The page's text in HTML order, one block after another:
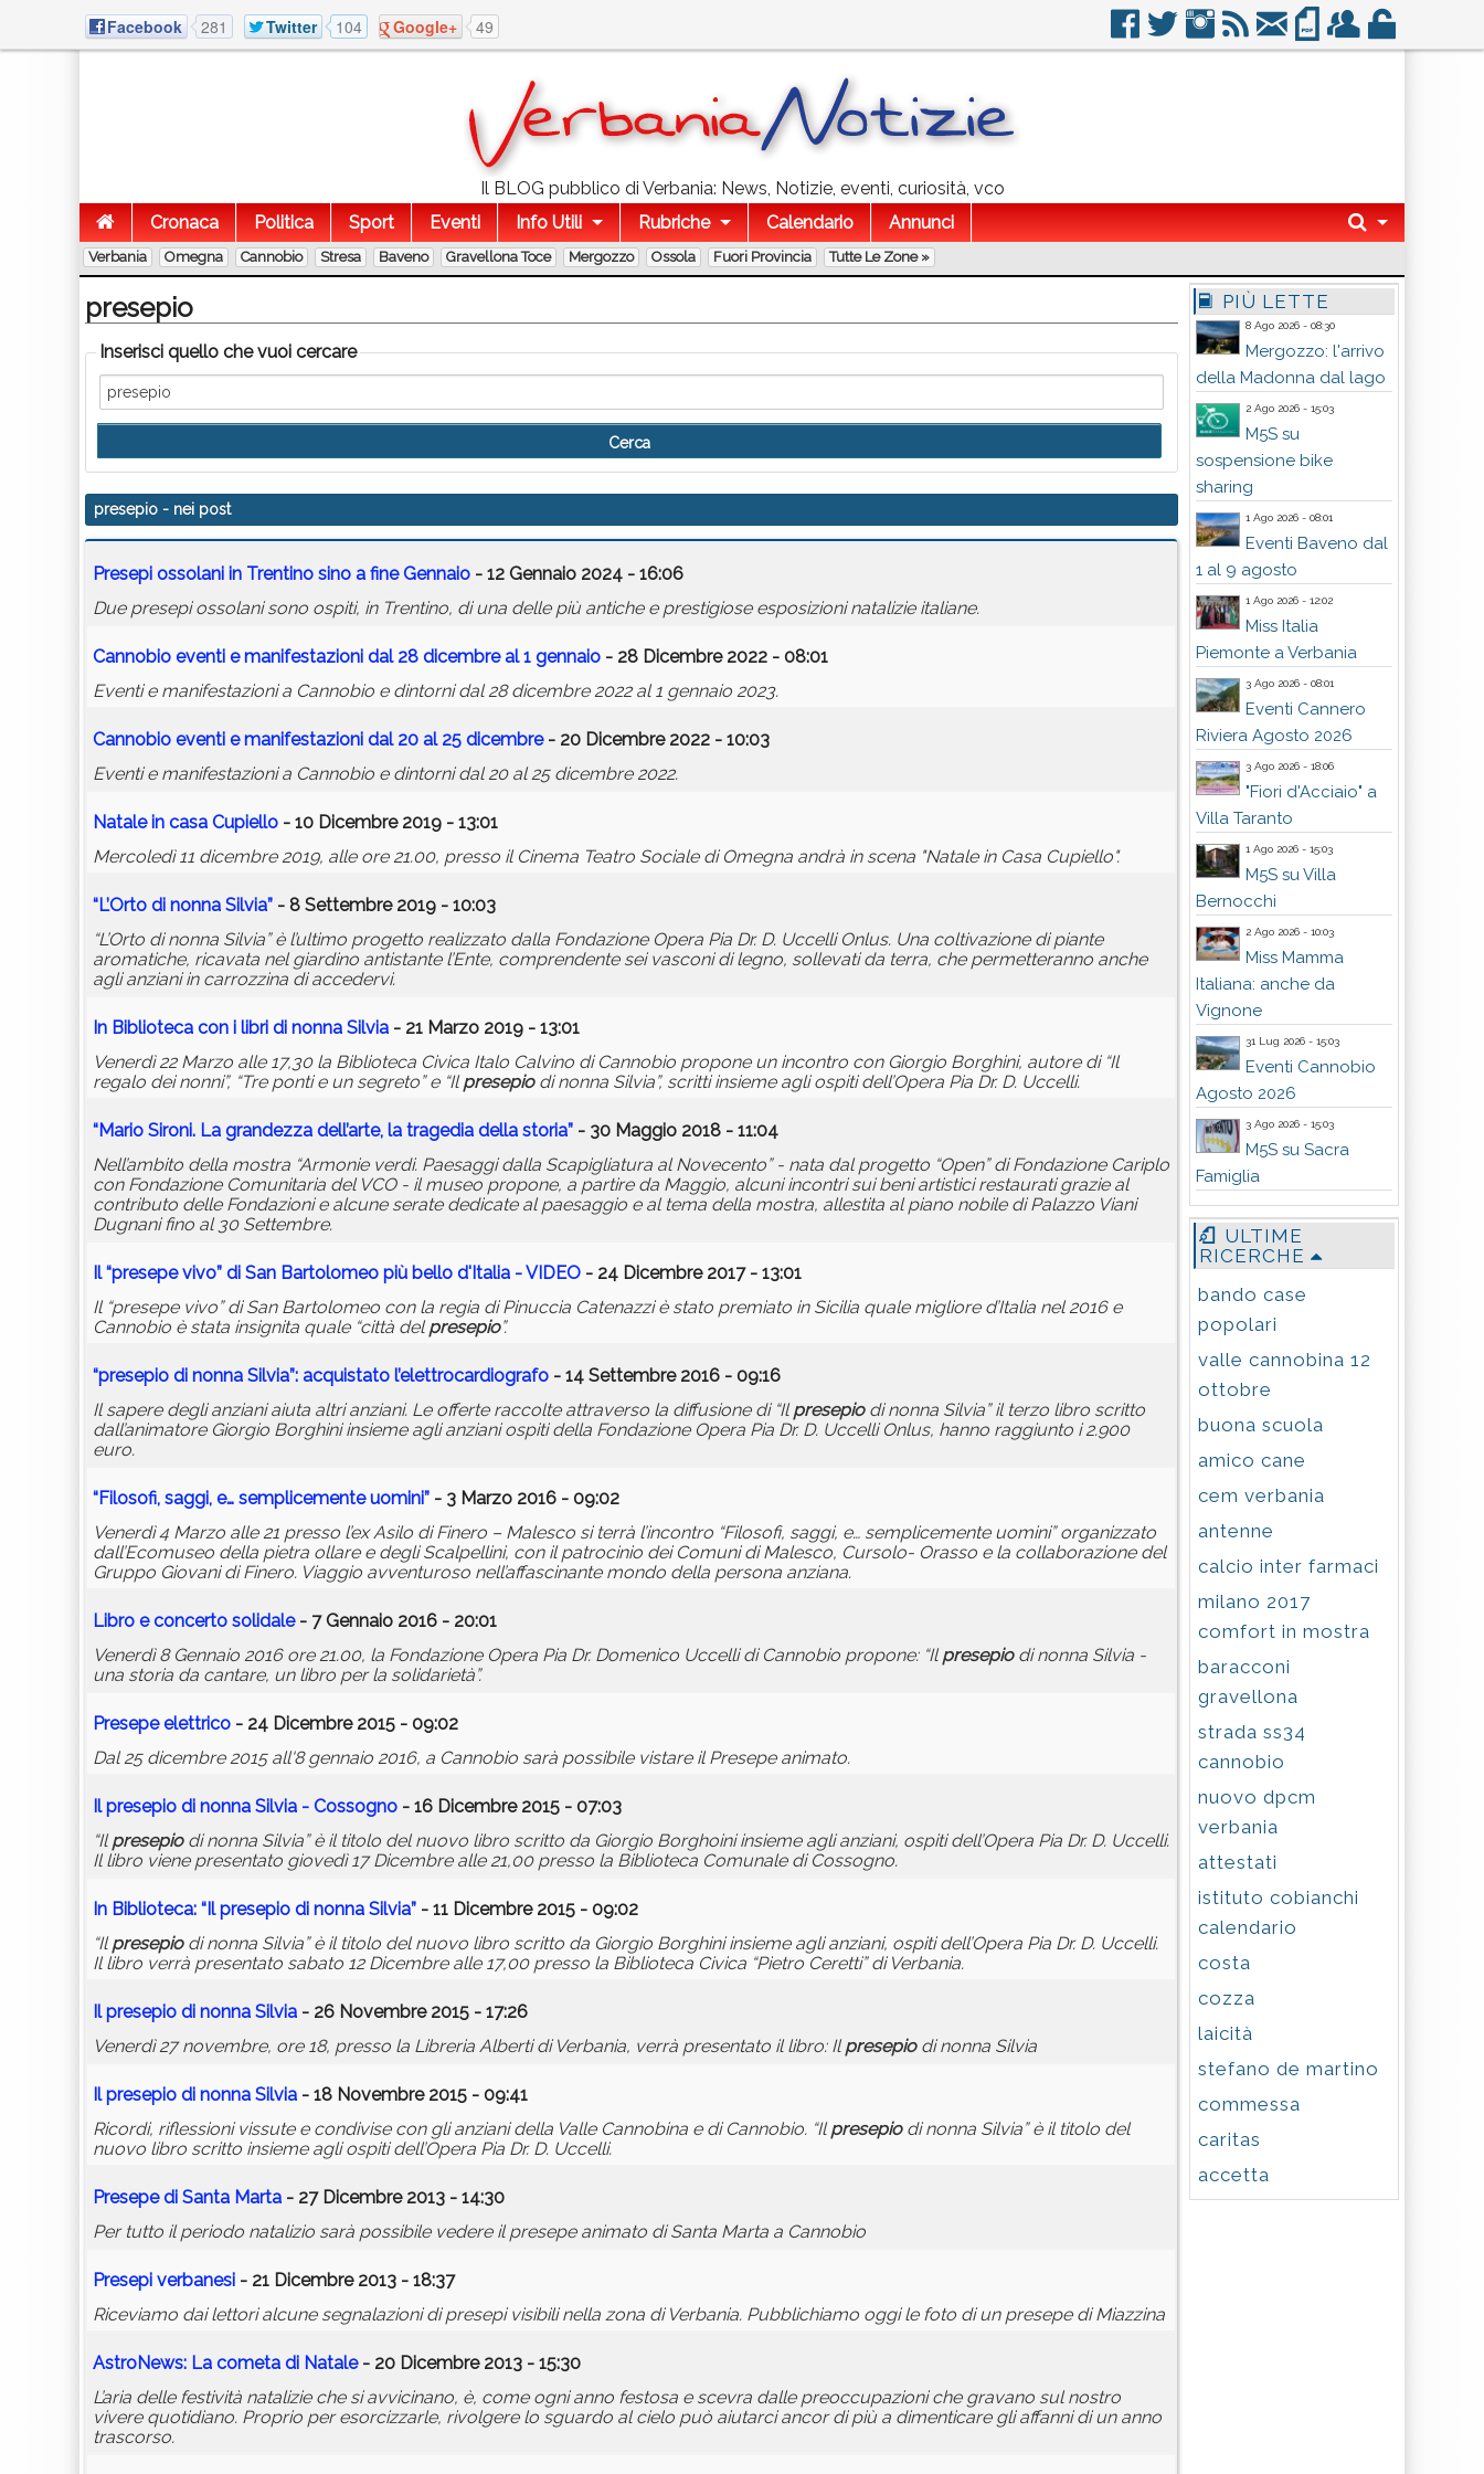
Facebook 281 Twitter 104 Google+ 49
Il BLOG pubblico di Verbania: News, Notizie, eventi, curiosità, vco
Cronaca
Politica Sport Eventi Info Utili Rubriche Calendario Annunci
Verbania Omegna Cannobio Stresa Baveno Gravellona Toce Mergozzo Ossola Fuori Provincia Tutte Le Zone »
presepio
Inserisci quello che vuoi cercare
presepio - nei post
Presepi ossolani in Trentino sino a fine Gennaio - 12 Gennaio 2024 - 16:06
Due presepi ossolani sono ospiti, in Trentino, di una delle più antiche e prestigiose esposizioni natalizie italiane.
Cannobio eventi e manifestazioni dal 28 dicembre al 1 gennaio - 28 Dicembre 2022 - 08:01
Eventi e manifestazioni a Cannobio e dintorni dal 28 dicembre 2022 al 1 gennaio 2023.
Cannobio eventi e manifestazioni dal 20 al 25 dicembre- 20 Dicembre 2022 - 10:03
Eventi e manifestazioni a Cannobio e dintorni dal 20 al 25 dicembre 2022.
Natale in casa Cupiello - 10 Dicembre 2019 - 13:01
Mercoledì 11 dicembre 2019, alle ore 21.00, presso il Cinema Teatro Sociale di Omegna andrà in scena "Natale in Casa Cupiello".
“L’Orto di nonna Silvia” - 8 Settembre 2019 - 10:03
“L’Orto di nonna Silvia” è l’ultimo progetto realizzato dalla Fondazione Opera Pia Dr. D. Uccelli Onlus. Una coltivazione di piante
aromatiche, ricavata nel giardino antistante l’Ente, comprendente sei vasconi di legno, sollevati da terra, che permetteranno anche
agli anziani in carrozzina di accedervi.
In Biblioteca con i libri di nonna Silvia - 21 Marzo 2019 - 13:01
Venerdì 22 Marzo alle 17,30 la Biblioteca Civica Italo Calvino di Cannobio propone un incontro con Giorgio Borghini, autore di “Il
regalo dei nonni”, “Tre ponti e un segreto” e “Ilpresepiodi nonna Silvia”, scritti insieme agli ospiti dell’Opera Pia Dr. D. Uccelli.
“Mario Sironi. La grandezza dell’arte, la tragedia della storia” - 30 Maggio 2018 - 11:04
Nell’ambito della mostra “Armonie verdi. Paesaggi dalla Scapigliatura al Novecento” - nata dal progetto “Open” di Fondazione Cariplo
con Fondazione Comunitaria del VCO - il museo propone, a partire da Maggio, alcuni incontri sui beni artistici restaurati grazie al
contributo delle Fondazioni e alcune serate dedicate al paesaggio e al tema della mostra, allestita al piano nobile di Palazzo Viani
Dugnani fino al 30 Settembre.
Il “presepe vivo” di San Bartolomeo più bello d'Italia - VIDEO - 24 Dicembre 2017 - 13:01
Il “presepe vivo” di San Bartolomeo con la regia di Pinuccia Catenazzi è stato premiato in Sicilia quale migliore d’Italia nel 2016 e
Cannobio è stata insignita quale “città delpresepio”.
“presepio di nonna Silvia”: acquistato l’elettrocardiografo - 14 Settembre 2016 - 09:16
Il sapere degli anziani aiuta altri anziani. Le offerte raccolte attraverso la diffusione di “Ilpresepiodi nonna Silvia” il terzo libro scritto
dall’animatore Giorgio Borghini insieme agli anziani ospiti della Fondazione Opera Pia Dr. D. Uccelli Onlus, hanno raggiunto i 2.900
euro.
“Filosofi, saggi, e… semplicemente uomini” - 3 Marzo 2016 - 09:02
Venerdì 4 Marzo alle 21 presso l’ex Asilo di Finero – Malesco si terrà l’incontro “Filosofi, saggi, e… semplicemente uomini” organizzato
dall’Ecomuseo della pietra ollare e degli Scalpellini, con il patrocinio dei Comuni di Malesco, Cursolo- Orasso e la collaborazione del
Gruppo Giovani di Finero. Viaggio avventuroso nell’affascinante mondo della persona anziana.
Libro e concerto solidale- 7 Gennaio 2016 - 20:01
Venerdì 8 Gennaio 2016 ore 21.00, la Fondazione Opera Pia Dr. Domenico Uccelli di Cannobio propone: “Ilpresepiodi nonna Silvia -
una storia da cantare, un libro per la solidarietà”.
Presepe elettrico - 24 Dicembre 2015 - 09:02
Dal 25 dicembre 2015 all'8 gennaio 2016, a Cannobio sarà possibile vistare il Presepe animato.
Ilpresepio di nonna Silvia - Cossogno - 16 Dicembre 2015 - 07:03
“Ilpresepiodi nonna Silvia” è il titolo del nuovo libro scritto da Giorgio Borghoini insieme agli anziani, ospiti dell’Opera Pia Dr. D. Uccelli.
Il libro viene presentato giovedì 17 Dicembre alle 21,00 presso la Biblioteca Comunale di Cossogno.
In Biblioteca: “Ilpresepio di nonna Silvia” - 11 Dicembre 2015 - 09:02
“Ilpresepiodi nonna Silvia” è il titolo del nuovo libro scritto da Giorgio Borghini insieme agli anziani, ospiti dell’Opera Pia Dr. D. Uccelli.
Il libro verrà presentato sabato 12 Dicembre alle 17,00 presso la Biblioteca Civica “Pietro Ceretti” di Verbania.
Ilpresepio di nonna Silvia - 26 Novembre 2015 - 17:26
Venerdì 27 novembre, ore 18, presso la Libreria Alberti di Verbania, verrà presentato il libro: Ilpresepiodi nonna Silvia
Ilpresepio di nonna Silvia - 18 Novembre 2015 - 09:41
Ricordi, riflessioni vissute e condivise con gli anziani della Valle Cannobina e di Cannobio. “Ilpresepiodi nonna Silvia” è il titolo del
nuovo libro scritto insieme agli ospiti dell’Opera Pia Dr. D. Uccelli.
Presepe di Santa Marta - 27 Dicembre 2013 - 14:30
Per tutto il periodo natalizio sarà possibile vedere il presepe animato di Santa Marta a Cannobio
Presepi verbanesi - 21 Dicembre 2013 - 18:37
Riceviamo dai lettori alcune segnalazioni di presepi visibili nella zona di Verbania. Pubblichiamo oggi le foto di un presepe di Miazzina
AstroNews: La cometa di Natale- 20 Dicembre 2013 - 15:30
L’aria delle festività natalizie che si avvicinano, è, come ogni anno festosa e scevra dalle preoccupazioni che gravano sul nostro
vivere quotidiano. Proprio per esorcizzarle, rivolgere lo sguardo al cielo può aiutarci ancor di più a dimenticare gli affanni di un anno
trascorso.
PIÙ LETTE
8 Ago 2026 - 08:30
Mergozzo: l'arrivo
della Madonna dal lago
2 Ago 2026 - 15:03
M5S su
sospensione bike
sharing
1 Ago 2026 - 08:01
Eventi Baveno dal
1 al 9 agosto
1 Ago 2026 - 12:02
Miss Italia
Piemonte a Verbania
3 Ago 2026 - 08:01
Eventi Cannero
Riviera Agosto 2026
3 Ago 2026 - 18:06
"Fiori d'Acciaio" a
Villa Taranto
1 Ago 2026 - 15:03
M5S su Villa
Bernocchi
2 Ago 2026 - 10:03
Miss Mamma
Italiana: anche da
Vignone
31 Lug 2026 - 15:03
Eventi Cannobio
Agosto 2026
3 Ago 2026 - 15:03
M5S su Sacra
Famiglia
ULTIME
RICERCHE
bando case
popolari
valle cannobina 12
ottobre
buona scuola
amico cane
cem verbania
antenne
calcio inter farmaci
milano 2017
comfort in mostra
baracconi
gravellona
strada ss34
cannobio
nuovo dpcm
verbania
attestati
istituto cobianchi
calendario
costa
cozza
laicità
stefano de martino
commessa
caritas
accetta